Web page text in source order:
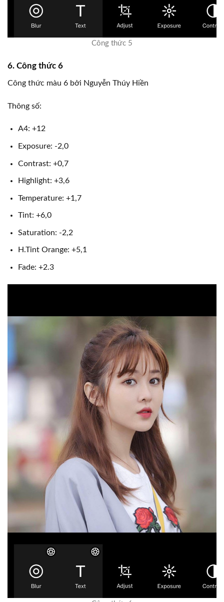
Công thức 5
6. Công thức 6
Công thức màu 6 bởi Nguyễn Thúy Hiền
Thông số:
A4: +12
Exposure: -2,0
Contrast: +0,7
Highlight: +3,6
Temperature: +1,7
Tint: +6,0
Saturation: -2,2
H.Tint Orange: +5,1
Fade: +2.3